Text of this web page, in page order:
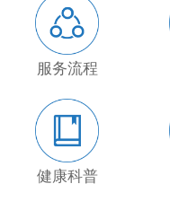
服务流程
健康科普